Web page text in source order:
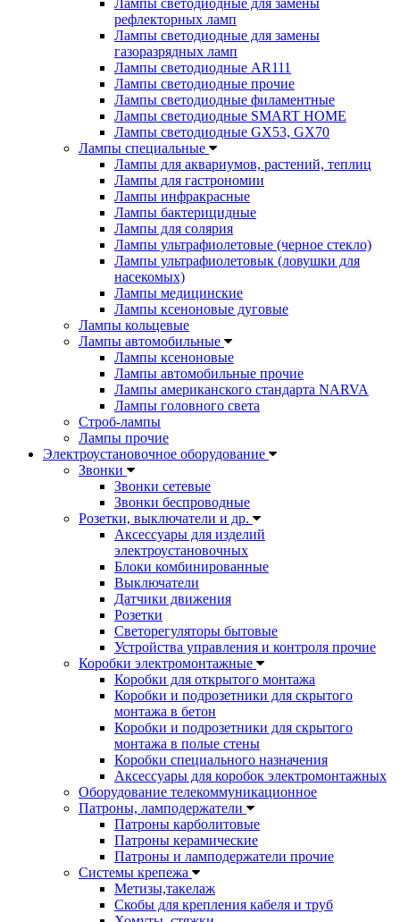
Лампы светодиодные для замены
рефлекторных ламп
Лампы светодиодные для замены
газоразрядных ламп
Лампы светодиодные AR111
Лампы светодиодные прочие
Лампы светодиодные филаментные
Лампы светодиодные SMART HOME
Лампы светодиодные GX53, GX70
Лампы специальные
Лампы для аквариумов, растений, теплиц
Лампы для гастрономии
Лампы инфракрасные
Лампы бактерицидные
Лампы для солярия
Лампы ультрафиолетовые (черное стекло)
Лампы ультрафиолетовык (ловушки для
насекомых)
Лампы медицинские
Лампы ксеноновые дуговые
Лампы кольцевые
Лампы автомобильные
Лампы ксеноновые
Лампы автомобильные прочие
Лампы американского стандарта NARVA
Лампы головного света
Строб-лампы
Лампы прочие
Электроустановочное оборудование
Звонки
Звонки сетевые
Звонки беспроводные
Розетки, выключатели и др.
Аксессуары для изделий
электроустановочных
Блоки комбинированные
Выключатели
Датчики движения
Розетки
Светорегуляторы бытовые
Устройства управления и контроля прочие
Коробки электромонтажные
Коробки для открытого монтажа
Коробки и подрозетники для скрытого
монтажа в бетон
Коробки и подрозетники для скрытого
монтажа в полые стены
Коробки специального назначения
Аксессуары для коробок электромонтажных
Оборудование телекоммуникационное
Патроны, ламподержатели
Патроны карболитовые
Патроны керамические
Патроны и ламподержатели прочие
Системы крепежа
Метизы,такелаж
Скобы для крепления кабеля и труб